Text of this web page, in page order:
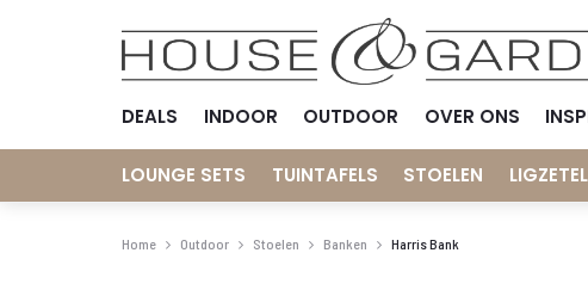
DEALS INDOOR OUTDOOR OVER ONS
LOUNGE SETS TUINTAFELS STOELEN
Home Outdoor Stoelen Banken Harris Bank